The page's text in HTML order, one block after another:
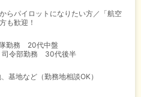
らパイロットになりたい方／「航空
も歓迎！
勤務 20代中盤
令部勤務 30代後半
基地など（勤務地相談OK）